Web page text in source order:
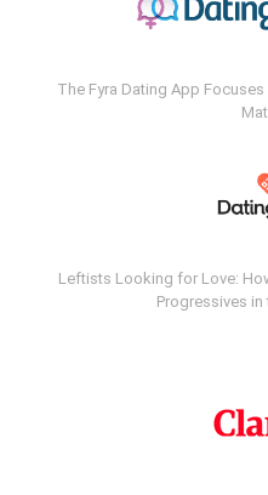
The Fyra Dating App
Leftists Looking for Love:
Progressives